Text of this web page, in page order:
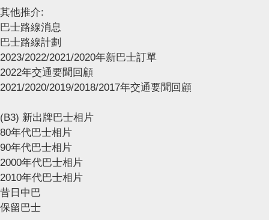
其他推介:
巴士路線消息
巴士路線計劃
2023/2022/2021/2020年新巴士訂單
2022年交通要聞回顧
2021/2020/2019/2018/2017年交通要聞回顧
(B3) 新出牌巴士相片
80年代巴士相片
90年代巴士相片
2000年代巴士相片
2010年代巴士相片
昔日中巴
保留巴士